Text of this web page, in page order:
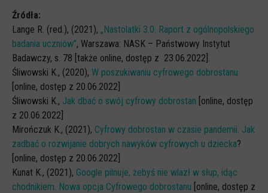
Źródła:
Lange R. (red.), (2021), „Nastolatki 3.0. Raport z ogólnopolskiego
badania uczniów”, Warszawa: NASK – Państwowy Instytut
Badawczy, s. 78 [także online, dostęp z 23.06.2022].
Śliwowski K., (2020), W poszukiwaniu cyfrowego dobrostanu
[online, dostęp z 20.06.2022]
Śliwowski K., Jak dbać o swój cyfrowy dobrostan [online, dostęp
z 20.06.2022]
Mirończuk K., (2021), Cyfrowy dobrostan w czasie pandemii. Jak
zadbać o rozwijanie dobrych nawyków cyfrowych u dziecka?
[online, dostęp z 20.06.2022]
Kunat K., (2021), Google pilnuje, żebyś nie wlazł w słup, idąc
chodnikiem. Nowa opcja Cyfrowego dobrostanu [online, dostęp z